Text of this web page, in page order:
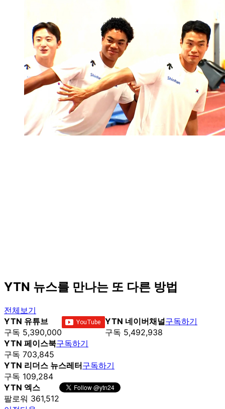
YTN 뉴스를 만나는 또 다른 방법
전체보기
YTN 유튜브
구독 5,390,000
YTN 네이버채널
구독 5,492,938
구독하기
YTN 페이스북
구독 703,845
구독하기
YTN 리더스 뉴스레터
구독 109,284
구독하기
YTN 엑스
팔로워 361,512